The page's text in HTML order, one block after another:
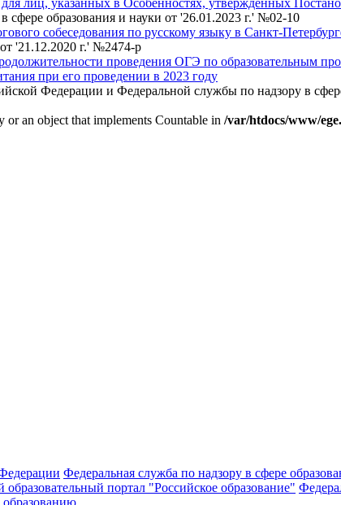
лиц, указанных в Особенностях, утвержденных
образования и науки от '26.01.2023 г.' №02-10
собеседования по русскому языку в Санкт-
'21.12.2020 г.' №2474-р
проведения ОГЭ по образовательным
при его проведении в 2023 году
Федерации и Федеральной службы по надзору в
or an object that implements Countable in /var/htdocs/www/
Федеральная служба по надзору в сфере
портал "Российское образование"